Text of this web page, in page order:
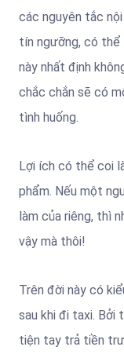
các nguyên tắc
tín ngưỡng, có thể
này nhất định
chắc chắn sẽ có
tình huống.
Lợi ích có thể coi
phẩm. Nếu một
làm của riêng, thì
vậy mà thôi!
Trên đời này có
sau khi đi taxi. Bởi
tiện tay trả tiền